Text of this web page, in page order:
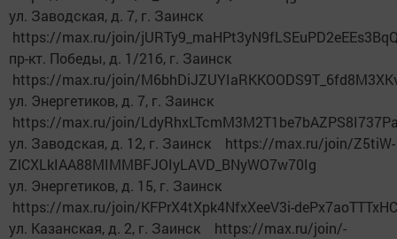
ул. Заводская, д. 7, г. Заинск
https://max.ru/join/
пр-кт. Победы, д. 1/21б, г. Заинск
https://max.ru/join/
ул. Энергетиков, д. 7, г. Заинск
https://max.ru/join/
ул. Заводская, д. 12, г. Заинск https://max.ru/join/Z5tiW-
ZlCXLkIAA88MIMMBFJOIyLAVD_BNyWO7w70Ig
ул. Энергетиков, д. 15, г. Заинск
https://max.ru/join/KFPrX4tXpk4NfxXeeV3i-
ул. Казанская, д. 2, г. Заинск https://max.ru/join/-